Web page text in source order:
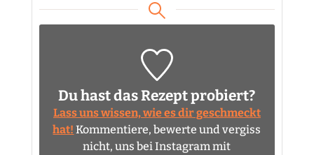
Du hast das Rezept probiert?
Lass uns wissen, wie es dir geschmeckt
hat! Kommentiere, bewerte und vergiss
nicht, uns bei Instagram mit